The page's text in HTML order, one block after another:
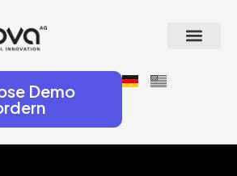
Demo